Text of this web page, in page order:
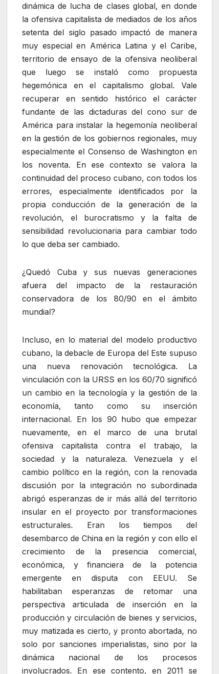
dinámica de lucha de clases global, en donde
la ofensiva capitalista de mediados de los años
setenta del siglo pasado impactó de manera
muy especial en América Latina y el Caribe,
territorio de ensayo de la ofensiva neoliberal
que luego se instaló como propuesta
hegemónica en el capitalismo global. Vale
recuperar en sentido histórico el carácter
fundante de las dictaduras del cono sur de
América para instalar la hegemonía neoliberal
en la gestión de los gobiernos regionales, muy
especialmente el Consenso de Washington en
los noventa. En ese contexto se valora la
continuidad del proceso cubano, con todos los
errores, especialmente identificados por la
propia conducción de la generación de la
revolución, el burocratismo y la falta de
sensibilidad revolucionaria para cambiar todo
lo que deba ser cambiado.
¿Quedó Cuba y sus nuevas generaciones
afuera del impacto de la restauración
conservadora de los 80/90 en el ámbito
mundial?
Incluso, en lo material del modelo productivo
cubano, la debacle de Europa del Este supuso
una nueva renovación tecnológica. La
vinculación con la URSS en los 60/70 significó
un cambio en la tecnología y la gestión de la
economía, tanto como su inserción
internacional. En los 90 hubo que empezar
nuevamente, en el marco de una brutal
ofensiva capitalista contra el trabajo, la
sociedad y la naturaleza. Venezuela y el
cambio político en la región, con la renovada
discusión por la integración no subordinada
abrigó esperanzas de ir más allá del territorio
insular en el proyecto por transformaciones
estructurales. Eran los tiempos del
desembarco de China en la región y con ello el
crecimiento de la presencia comercial,
económica, y financiera de la potencia
emergente en disputa con EEUU. Se
habilitaban esperanzas de retomar una
perspectiva articulada de inserción en la
producción y circulación de bienes y servicios,
muy matizada es cierto, y pronto abortada, no
solo por sanciones imperialistas, sino por la
dinámica nacional de los procesos
involucrados. En ese contento, en 2011 se